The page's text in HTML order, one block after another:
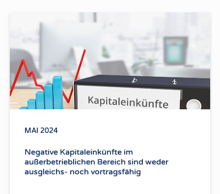
MAI 2024
Negative Kapitaleinkünfte im
außerbetrieblichen Bereich sind weder
ausgleichs- noch vortragsfähig